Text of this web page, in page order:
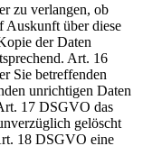
zu verlangen, ob
Auskunft über diese
der Daten
Art. 16
Sie betreffenden
unrichtigen Daten
17 DSGVO das
gelöscht
18 DSGVO eine